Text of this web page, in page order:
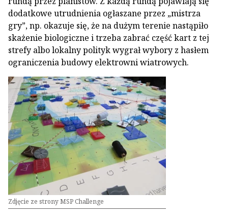
dodatkowe utrudnienia ogłaszane przez „mistrza
gry”, np. okazuje się, że na dużym terenie nastąpiło
skażenie biologiczne i trzeba zabrać część kart z tej
strefy albo lokalny polityk wygrał wybory z hasłem
ograniczenia budowy elektrowni wiatrowych.
Zdjęcie ze strony MSP Challenge